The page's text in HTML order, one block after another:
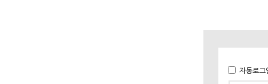
자동로그